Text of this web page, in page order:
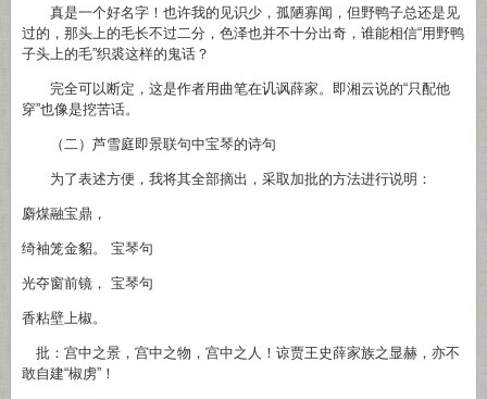
真是一个好名字！也许我的见识少，孤陋寡闻，但野鸭子总还是见
过的，那头上的毛长不过二分，色泽也并不十分出奇，谁能相信“用野鸭
子头上的毛”织裘这样的鬼话？
完全可以断定，这是作者用曲笔在讥讽薛家。即湘云说的“只配他
穿”也像是挖苦话。
（二）芦雪庭即景联句中宝琴的诗句
为了表述方便，我将其全部摘出，采取加批的方法进行说明：
麝煤融宝鼎，
绮袖笼金貂。 宝琴句
光夺窗前镜， 宝琴句
香粘壁上椒。
批：宫中之景，宫中之物，宫中之人！谅贾王史薛家族之显赫，亦不
敢自建“椒虏”！